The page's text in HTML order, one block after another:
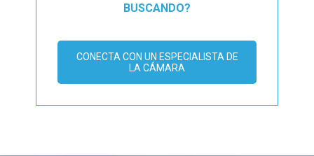
BUSCANDO?
CONECTA CON UN ESPECIALISTA DE
LA CÁMARA